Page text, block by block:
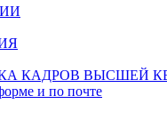
КАДРОВ ВЫСШЕЙ
и по почте